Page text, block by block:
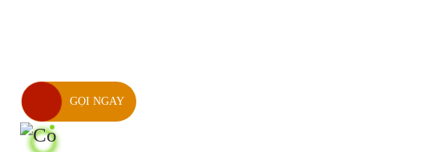
GỌI NGAY